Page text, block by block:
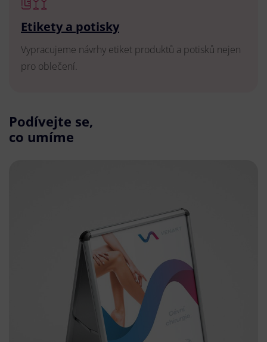
Etikety a potisky
Vypracujeme návrhy etiket produktů a potisků nejen
pro oblečení.
Podívejte se,
co umíme